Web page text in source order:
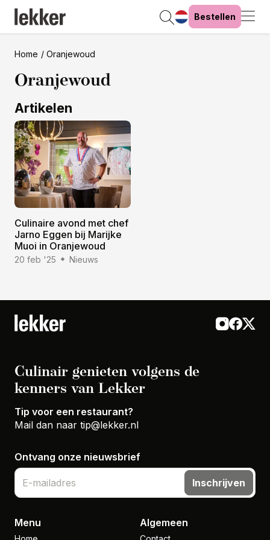
Bestellen
Home Oranjewoud
Oranjewoud
Artikelen
Culinaire avond met chef
Jarno Eggen bij Marijke
Muoi in Oranjewoud
20 feb '25 Nieuws
Culinair genieten volgens de
kenners van Lekker
Tip voor een restaurant?
Mail dan naar tip@lekker.nl
Ontvang onze nieuwsbrief
Inschrijven
Menu Algemeen